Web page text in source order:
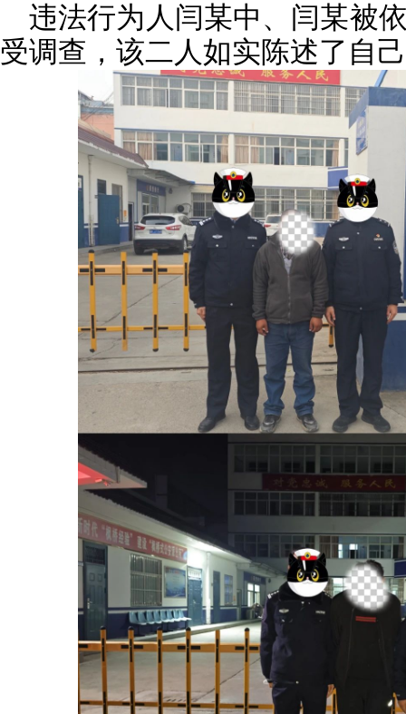
违法行为人闫某中、闫某被
受调查，该二人如实陈述了自